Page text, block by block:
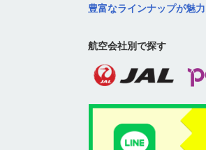
豊富なラインナップが魅
航空会社別で探す